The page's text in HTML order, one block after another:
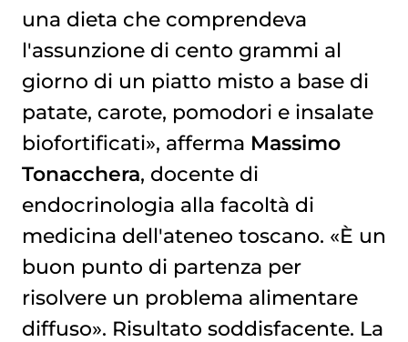
una dieta che comprendeva
l'assunzione di cento grammi al
giorno di un piatto misto a base di
patate, carote, pomodori e insalate
biofortificati», afferma Massimo
Tonacchera, docente di
endocrinologia alla facoltà di
medicina dell'ateneo toscano. «È un
buon punto di partenza per
risolvere un problema alimentare
diffuso». Risultato soddisfacente. La